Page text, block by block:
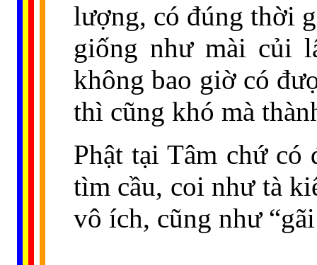
lượng, có đúng thời
giống như mài củi
không bao giờ có
thì cũng khó mà
Phật tại Tâm chứ có
tìm cầu, coi như tà
vô ích, cũng như